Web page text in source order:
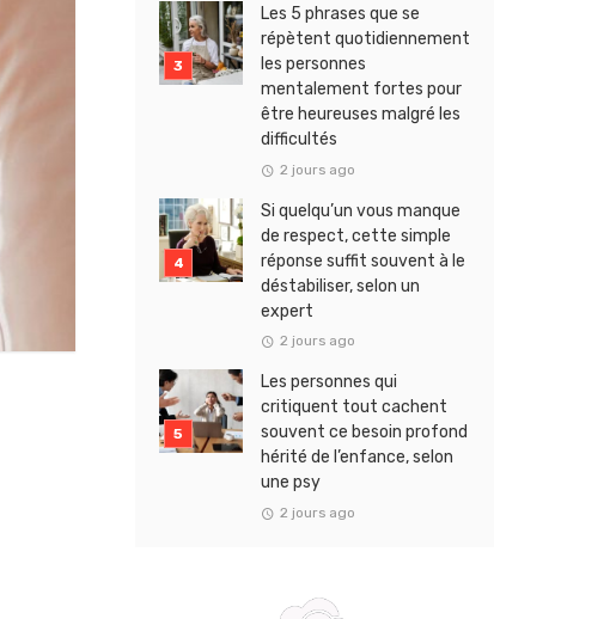
Les 5 phrases que se
répètent quotidiennement
les personnes
mentalement fortes pour
être heureuses malgré les
difficultés
2 jours ago
Si quelqu’un vous manque
de respect, cette simple
réponse suffit souvent à le
déstabiliser, selon un
expert
2 jours ago
Les personnes qui
critiquent tout cachent
souvent ce besoin profond
hérité de l’enfance, selon
une psy
2 jours ago